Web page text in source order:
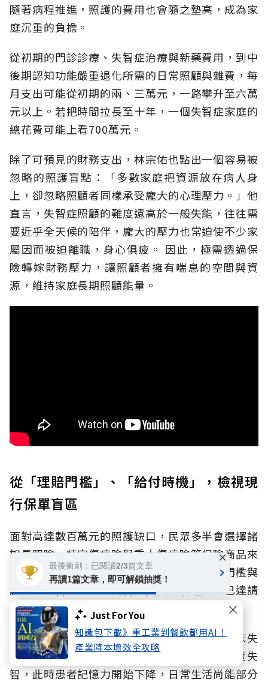
Just For You
知識包下載》重工業到餐飲都用AI！
產業降本增效全攻略
隨著病程推進，照護的費用也會隨之墊高，成為家
庭沉重的負擔。
從初期的門診診療、失智症治療與新藥費用，到中
後期認知功能嚴重退化所需的日常照顧與雜費，每
月支出可能從初期的兩、三萬元，一路攀升至六萬
元以上。若把時間拉長至十年，一個失智症家庭的
總花費可能上看700萬元。
除了可預見的財務支出，林宗佑也點出一個容易被
忽略的照護盲點：「多數家庭把資源放在病人身
上，卻忽略照顧者同樣承受龐大的心理壓力。」他
直言，失智症照顧的難度遠高於一般失能，往往需
要近乎全天候的陪伴，龐大的壓力也常迫使不少家
屬因而被迫離職，身心俱疲。 因此，極需透過保
險轉嫁財務壓力，讓照顧者擁有喘息的空間與資
源，維持家庭長期照顧能量。
從「理賠門檻」、「給付時機」，檢視現
行保單盲區
面對高達數百萬元的照護缺口，民眾多半會選擇諸
如長照險、特定傷病險與重大傷病險等保險商品來
轉移風險。但林宗佑坦言，各類保單的理賠門檻與
觸發時機皆不相同，失智症真實的病程是否已達請
領保險理賠的條件，仍應檢視保單條款的約定。
目前臨床與保險理賠上，主要依據「CDR臨床失
智評估量表」判定失智程度。CDR 1代表輕度失
智，此時患者記憶力開始下降，日常生活尚能部分
最後衝刺：已閱讀2/3篇文章
再讀1篇文章，即可解鎖抽獎！
×